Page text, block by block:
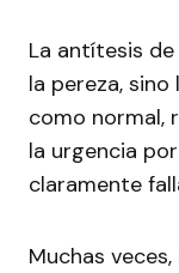
La antítesis
la pereza,
como normal,
la urgencia
claramente
Muchas